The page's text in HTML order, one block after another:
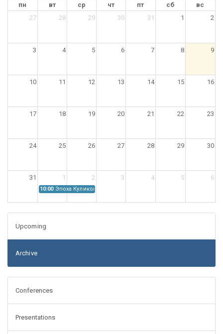
пн вт ср чт пт сб
вс
27
28 29 30 31 1 2
3 4 5 6 7 8 9
10 11 12 13 14 15 16
17 18 19 20 21 22 23
24 25 26 27 28 29 30
31 1 2 3 4 5 6
10:00 Эпоха Куликовской битвы: Проблемы источниковедения
Upcoming
Archive
Conferences
Presentations